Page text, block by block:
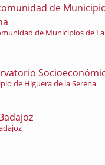
de
de Municipios de
de Higuera de la Serena